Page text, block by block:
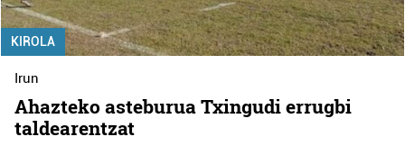
KIROLA
Irun
Ahazteko asteburua Txingudi errugbi
taldearentzat